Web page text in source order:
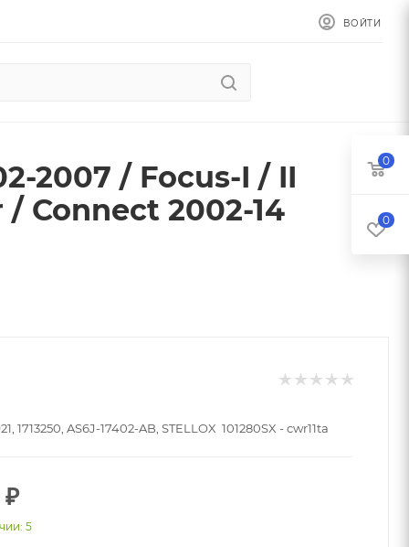
ВОЙТИ
2007 / Focus-I / II
Connect 2002-14
1713250, AS6J-17402-AB, STELLOX 101280SX - cwr11ta
5
0
0